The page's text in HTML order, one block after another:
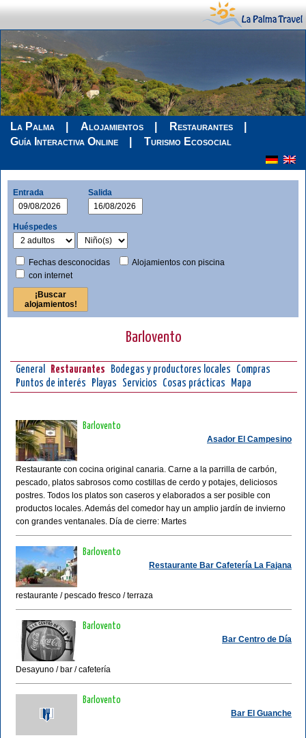
La Palma Alojamientos
Restaurantes
Guía Interactiva Online
Turismo Ecosocial
Entrada Salida
Huéspedes
Fechas desconocidas
Alojamientos con piscina
con internet
Barlovento
General Restaurantes Bodegas y productores locales
Compras
Puntos de interés
Playas Servicios Cosas prácticas Mapa
Asador El Campesino
Barlovento
Restaurante con cocina original canaria. Carne a la parrilla de carbón,
pescado, platos sabrosos como costillas de cerdo y potajes, deliciosos
postres. Todos los platos son caseros y elaborados a ser posible con
productos locales. Además del comedor hay un amplio jardín de invierno
con grandes ventanales. Día de cierre: Martes
Restaurante Bar Cafetería La Fajana
Barlovento
restaurante / pescado fresco / terraza
Bar Centro de Día
Barlovento
Desayuno / bar / cafetería
Bar El Guanche
Barlovento